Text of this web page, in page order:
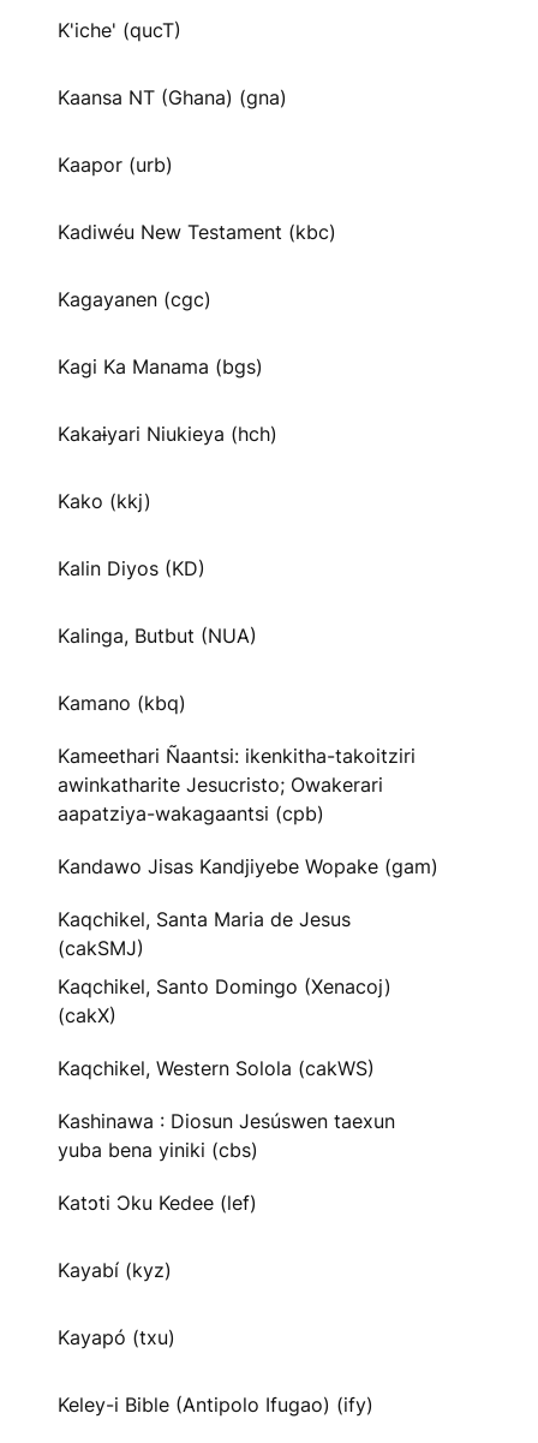
K'iche' (qucT)
Kaansa NT (Ghana) (gna)
Kaapor (urb)
Kadiwéu New Testament (kbc)
Kagayanen (cgc)
Kagi Ka Manama (bgs)
Kakaɨyari Niukieya (hch)
Kako (kkj)
Kalin Diyos (KD)
Kalinga, Butbut (NUA)
Kamano (kbq)
Kameethari Ñaantsi: ikenkitha-takoitziri
awinkatharite Jesucristo; Owakerari
aapatziya-wakagaantsi (cpb)
Kandawo Jisas Kandjiyebe Wopake (gam)
Kaqchikel, Santa Maria de Jesus
(cakSMJ)
Kaqchikel, Santo Domingo (Xenacoj)
(cakX)
Kaqchikel, Western Solola (cakWS)
Kashinawa : Diosun Jesúswen taexun
yuba bena yiniki (cbs)
Katɔti Ɔku Kedee (lef)
Kayabí (kyz)
Kayapó (txu)
Keley-i Bible (Antipolo Ifugao) (ify)